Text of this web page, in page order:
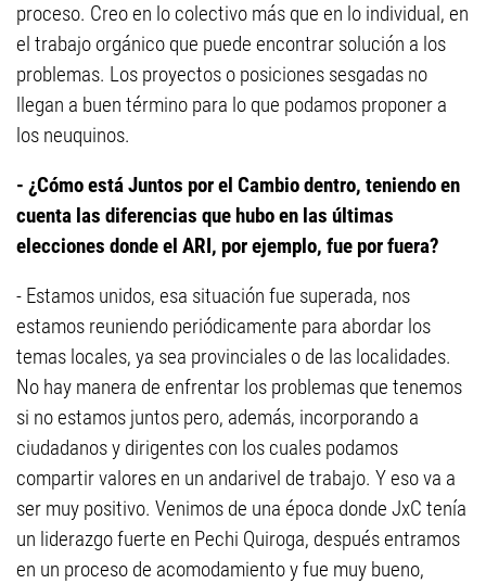
proceso. Creo en lo colectivo más que en lo individual, en
el trabajo orgánico que puede encontrar solución a los
problemas. Los proyectos o posiciones sesgadas no
llegan a buen término para lo que podamos proponer a
los neuquinos.
- ¿Cómo está Juntos por el Cambio dentro, teniendo en
cuenta las diferencias que hubo en las últimas
elecciones donde el ARI, por ejemplo, fue por fuera?
- Estamos unidos, esa situación fue superada, nos
estamos reuniendo periódicamente para abordar los
temas locales, ya sea provinciales o de las localidades.
No hay manera de enfrentar los problemas que tenemos
si no estamos juntos pero, además, incorporando a
ciudadanos y dirigentes con los cuales podamos
compartir valores en un andarivel de trabajo. Y eso va a
ser muy positivo. Venimos de una época donde JxC tenía
un liderazgo fuerte en Pechi Quiroga, después entramos
en un proceso de acomodamiento y fue muy bueno,